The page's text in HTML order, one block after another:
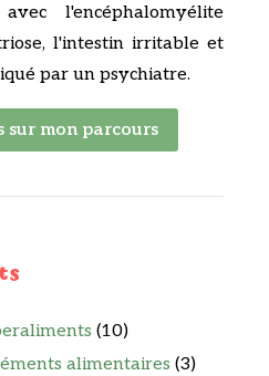
l'encéphalomyélite
l'intestin irritable et
par un psychiatre.
sur mon parcours
(10)
alimentaires (3)